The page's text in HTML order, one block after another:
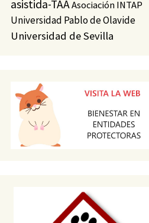
asistida-TAAAsociación INTAP
Universidad Pablo de Olavide
Universidad de Sevilla